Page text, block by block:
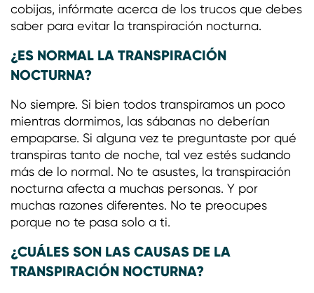
cobijas, infórmate acerca de los trucos que debes
saber para evitar la transpiración nocturna.
¿ES NORMAL LA TRANSPIRACIÓN
NOCTURNA?
No siempre. Si bien todos transpiramos un poco
mientras dormimos, las sábanas no deberían
empaparse. Si alguna vez te preguntaste por qué
transpiras tanto de noche, tal vez estés sudando
más de lo normal. No te asustes, la transpiración
nocturna afecta a muchas personas. Y por
muchas razones diferentes. No te preocupes
porque no te pasa solo a ti.
¿CUÁLES SON LAS CAUSAS DE LA
TRANSPIRACIÓN NOCTURNA?